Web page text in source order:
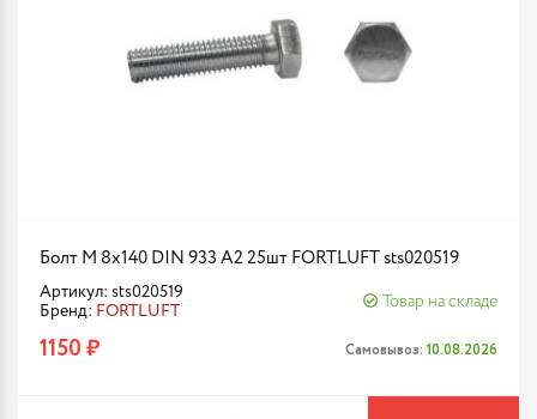
Болт М 8х140 DIN 933 A2 25шт FORTLUFT sts020519
Артикул: sts020519
Бренд: FORTLUFT
Товар на складе
1150 ₽ Самовывоз: 10.08.2026